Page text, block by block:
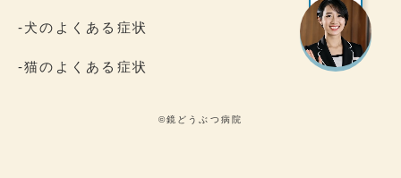
-犬のよくある症状
-猫のよくある症状
©鏡どうぶつ病院